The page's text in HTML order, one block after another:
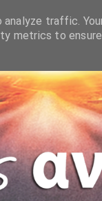
traffic.
metrics to